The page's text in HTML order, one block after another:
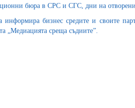
бюра в СРС и СГС, дни на
бизнес средите и своите
„Медиацията среща съдиите”.